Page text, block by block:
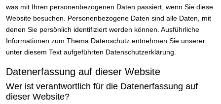
was mit Ihren personenbezogenen Daten passiert, wenn Sie diese
Website besuchen. Personenbezogene Daten sind alle Daten, mit
denen Sie persönlich identifiziert werden können. Ausführliche
Informationen zum Thema Datenschutz entnehmen Sie unserer
unter diesem Text aufgeführten Datenschutzerklärung.
Datenerfassung auf dieser Website
Wer ist verantwortlich für die Datenerfassung auf
dieser Website?